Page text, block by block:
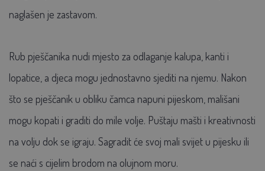
naglašen je zastavom.
Rub pješčanika nudi mjesto za odlaganje kalupa, kanti i
lopatice, a djeca mogu jednostavno sjediti na njemu. Nakon
što se pješčanik u obliku čamca napuni pijeskom, mališani
mogu kopati i graditi do mile volje. Puštaju mašti i kreativnosti
na volju dok se igraju. Sagradit će svoj mali svijet u pijesku ili
se naći s cijelim brodom na olujnom moru.